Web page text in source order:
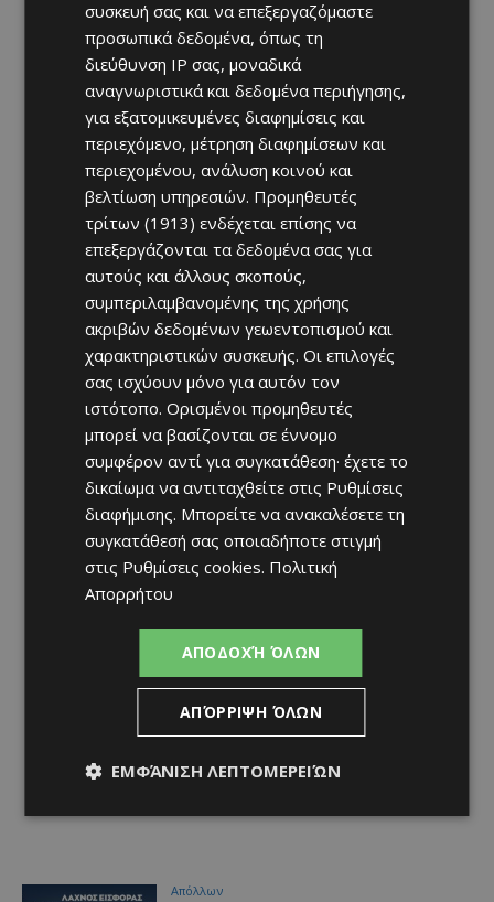
Απόλλων
συσκευή σας και να επεξεργαζόμαστε
προσωπικά δεδομένα, όπως τη
διεύθυνση IP σας, μοναδικά
αναγνωριστικά και δεδομένα περιήγησης,
για εξατομικευμένες διαφημίσεις και
περιεχόμενο, μέτρηση διαφημίσεων και
περιεχομένου, ανάλυση κοινού και
βελτίωση υπηρεσιών. Προμηθευτές
τρίτων (1913) ενδέχεται επίσης να
επεξεργάζονται τα δεδομένα σας για
αυτούς και άλλους σκοπούς,
συμπεριλαμβανομένης της χρήσης
ακριβών δεδομένων γεωεντοπισμού και
χαρακτηριστικών συσκευής. Οι επιλογές
σας ισχύουν μόνο για αυτόν τον
ιστότοπο. Ορισμένοι προμηθευτές
μπορεί να βασίζονται σε έννομο
συμφέρον αντί για συγκατάθεση· έχετε το
δικαίωμα να αντιταχθείτε στις Ρυθμίσεις
διαφήμισης. Μπορείτε να ανακαλέσετε τη
συγκατάθεσή σας οποιαδήποτε στιγμή
στις Ρυθμίσεις cookies. Πολιτική
Απορρήτου
ΑΠΟΔΟΧΉ ΌΛΩΝ
ΑΠΌΡΡΙΨΗ ΌΛΩΝ
ΕΜΦΆΝΙΣΗ ΛΕΠΤΟΜΕΡΕΙΏΝ